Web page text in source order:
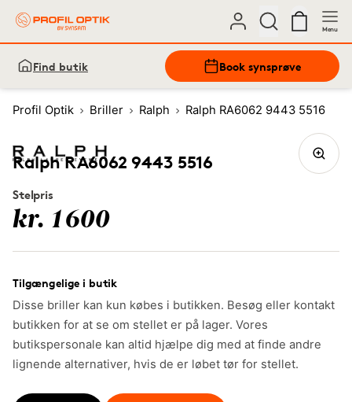
Menu
Find butik Book synsprøve
Profil Optik Briller Ralph Ralph RA6062 9443 5516
Ralph RA6062 9443 5516
Stelpris
kr. 1600
Tilgængelige i butik
Disse briller kan kun købes i butikken. Besøg eller kontakt
butikken for at se om stellet er på lager. Vores
butikspersonale kan altid hjælpe dig med at finde andre
lignende alternativer, hvis de er løbet tør for stellet.